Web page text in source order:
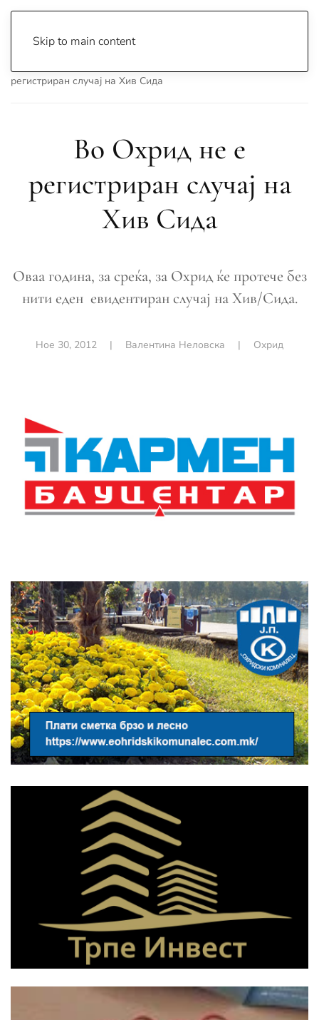
Skip to main content
регистриран случај на Хив Сида
Во Охрид не е
регистриран случај на
Хив Сида
Оваа година, за среќа, за Охрид ќе протече без
нити еден евидентиран случај на Хив/Сида.
Ное 30, 2012 | Валентина Неловска | Охрид